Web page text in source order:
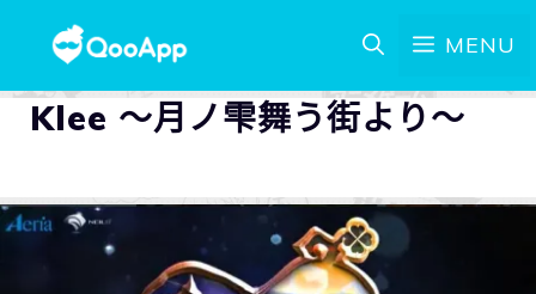
MENU
Klee ～月ノ雫舞う街より～